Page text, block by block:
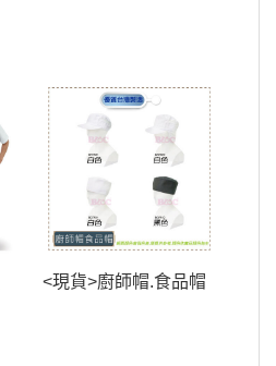
<現貨>廚師帽.食品帽